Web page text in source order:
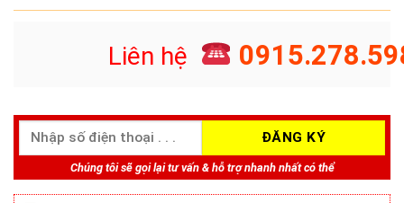
Liên hệ
Chúng tôi sẽ gọi lại tư vấn & hỗ trợ nhanh nhất có thể